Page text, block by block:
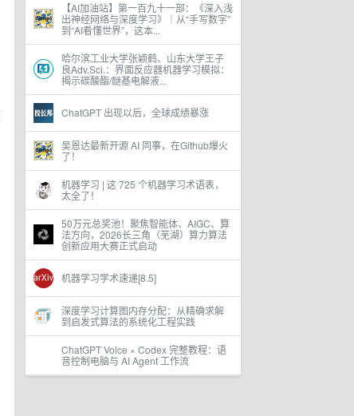
【AI加油站】第一百九十一部：《深入浅
出神经网络与深度学习》｜从“手写数字”
到“AI看懂世界”，这本...
哈尔滨工业大学张颖鹤、山东大学王子
良Adv.Sci.：界面反应器机器学习模拟：
揭示碳酸酯/醚基电解液...
ChatGPT 出现以后，全球成绩暴涨
吴恩达最新开源 AI 同事，在Github爆火
了！
机器学习 | 这 725 个机器学习术语表，
太全了！
50万元总奖池！聚焦智能体、AIGC、算
法方向，2026长三角（芜湖）算力算法
创新应用大赛正式启动
机器学习学术速递[8.5]
深度学习计算图内存分配：从精确求解
到启发式算法的系统化工程实践
ChatGPT Voice × Codex 完整教程：语
音控制电脑与 AI Agent 工作流